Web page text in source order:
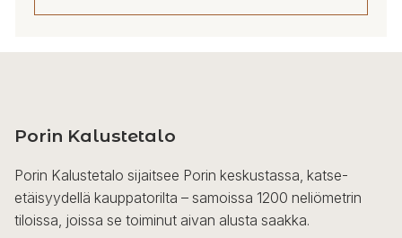
muunnelma.
tehdä
valinnat
tuotteen
Porin Kalustetalo
Porin Kalustetalo sijaitsee Porin keskustassa, katse-
etäisyydellä kauppatorilta – samoissa 1200 neliömetrin
tiloissa, joissa se toiminut aivan alusta saakka.